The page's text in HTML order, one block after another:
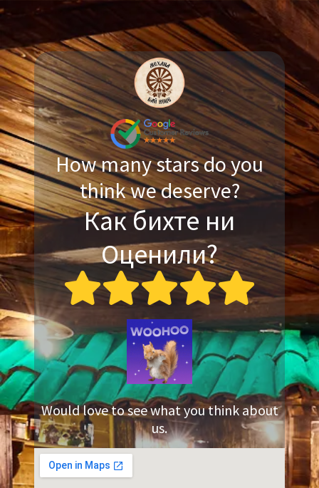
How many stars do you
think we deserve?
Как бихте ни
Оценили?
Would love to see what you think about
us.